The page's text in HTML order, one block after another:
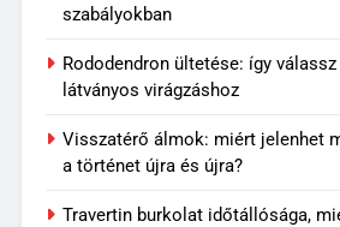
szabályokban
Rododendron ültetése: így
látványos virágzáshoz
Visszatérő álmok: miért jelenhet
a történet újra és újra?
Travertin burkolat időtállósága,